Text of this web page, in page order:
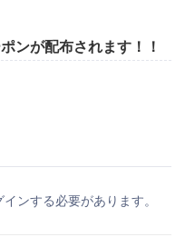
ンが配布されます！！
ンする必要があります。